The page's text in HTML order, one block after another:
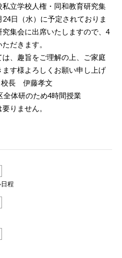
立学校人権・同和教育研究集
日（水）に予定されておりま
集会に出席いたしますので、4
だきます。
、趣旨をご理解の上、ご家庭
す様よろしくお願い申し上げ
長 伊藤孝文
体研のため4時間授業
ん。
程